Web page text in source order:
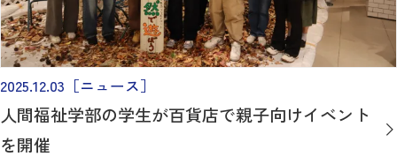
2025.12.03 ［ニュース］
人間福祉学部の学生が百貨店で親子向けイベント
を開催